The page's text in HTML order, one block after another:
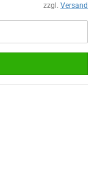
zzgl. Versand